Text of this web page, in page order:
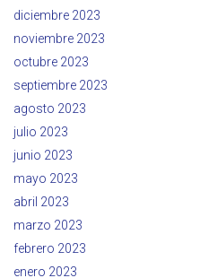
diciembre 2023
noviembre 2023
octubre 2023
septiembre 2023
agosto 2023
julio 2023
junio 2023
mayo 2023
abril 2023
marzo 2023
febrero 2023
enero 2023